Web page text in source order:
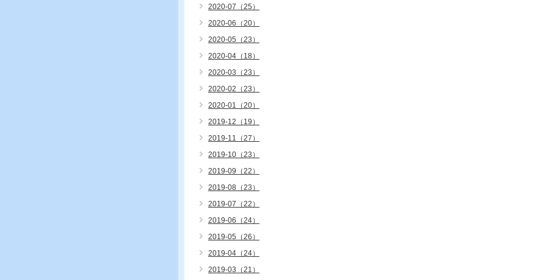
2020-07（25）
2020-06（20）
2020-05（23）
2020-04（18）
2020-03（23）
2020-02（23）
2020-01（20）
2019-12（19）
2019-11（27）
2019-10（23）
2019-09（22）
2019-08（23）
2019-07（22）
2019-06（24）
2019-05（26）
2019-04（24）
2019-03（21）